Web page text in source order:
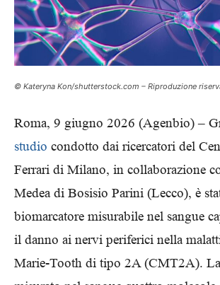
© Kateryna Kon/shutterstock.com – Riproduzione
Roma, 9 giugno 2026 (Agenbio) –
studio condotto dai ricercatori del
Ferrari di Milano, in collaborazione
Medea di Bosisio Parini (Lecco), è
biomarcatore misurabile nel sangue
il danno ai nervi periferici nella
Marie-Tooth di tipo 2A (CMT2A). La